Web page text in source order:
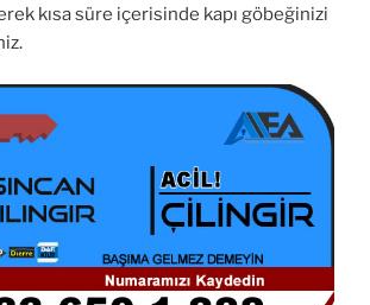
kısa süre içerisinde kapı göbeğinizi